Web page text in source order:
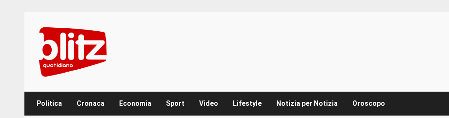
content
Politica Cronaca Economia Sport Video Lifestyle Notizia per Notizia Oroscopo